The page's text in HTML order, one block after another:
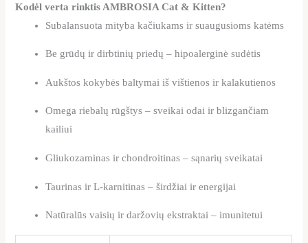
Kodėl verta rinktis AMBROSIA Cat & Kitten?
Subalansuota mityba kačiukams ir suaugusioms katėms
Be grūdų ir dirbtinių priedų – hipoalerginė sudėtis
Aukštos kokybės baltymai iš vištienos ir kalakutienos
Omega riebalų rūgštys – sveikai odai ir blizgančiam
kailiui
Gliukozaminas ir chondroitinas – sąnarių sveikatai
Taurinas ir L-karnitinas – širdžiai ir energijai
Natūralūs vaisių ir daržovių ekstraktai – imunitetui